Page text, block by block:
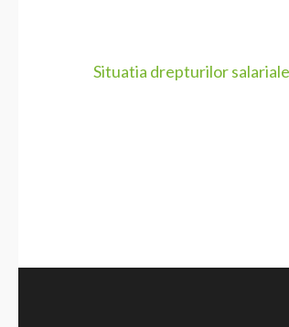
Navigare
Situatia drepturilor